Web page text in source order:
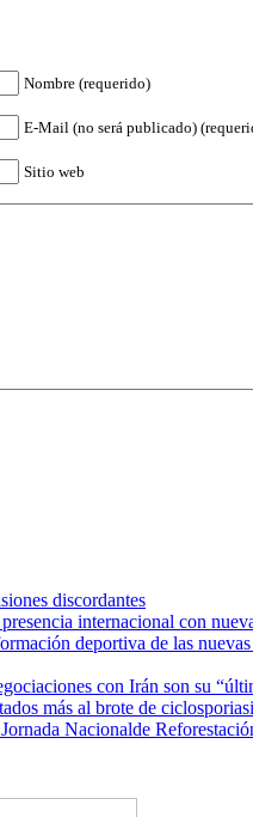
Nombre (requerido)
E-Mail (no será publicado)
Sitio web
discordantes
internacional con
deportiva de las nuevas
con Irán son su
más al brote de
Nacionalde